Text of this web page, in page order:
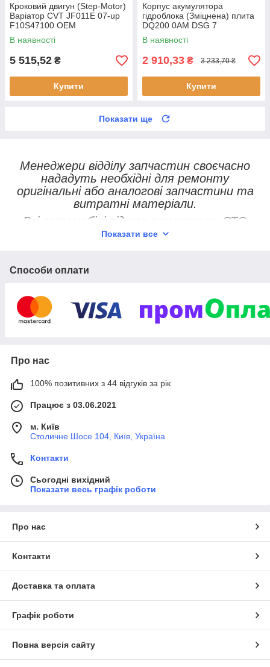
Кроковий двигун (Step-Motor)
Варіатор CVT JF011E 07-up
F10S47100 OEM
В наявності
5 515,52 ₴
Купити
Корпус акумулятора
гідроблока (Зміцнена) плита
DQ200 0AM DSG 7
OAM325066
В наявності
2 910,33 ₴ 3 233,70 ₴
Купити
Показати ще
Менеджери відділу запчастин своєчасно
нададуть необхідні для ремонту
оригінальні або аналогові запчастини та
витратні матеріали.
Всі автомобілі під час ремонту на СТО
знаходяться на охоронюваній стоянці,
На всі виконані роботи та встановлені
А, найголовніше, наші ціни — повністю
доступні!
Показати все
Способи оплати
Про нас
100% позитивних з 44 відгуків за рік
Працює з 03.06.2021
м. Київ
Столичне Шосе 104, Київ, Україна
Контакти
Сьогодні вихідний
Показати весь графік роботи
Про нас
Контакти
Доставка та оплата
Графік роботи
Повна версія сайту